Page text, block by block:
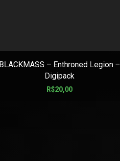
BLACKMASS – Enthroned Legion –
Digipack
R$20,00